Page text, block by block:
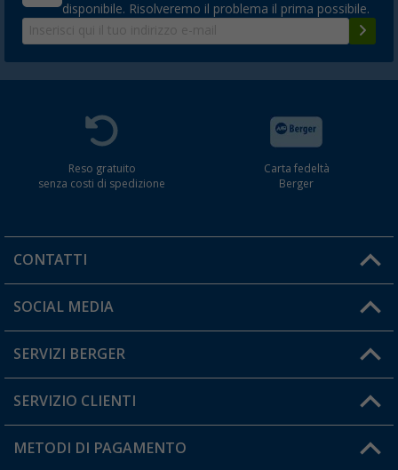
disponibile. Risolveremo il problema il prima possibile.
Reso gratuito
senza costi di spedizione
Carta fedeltà
Berger
CONTATTI
Orari di apertura del servizio:
Hai una domanda?
SOCIAL MEDIA
SERVIZI BERGER
Diventare rivenditori
Il mio Account
SERVIZIO CLIENTI
Informazioni sulla spedizione
METODI DI PAGAMENTO